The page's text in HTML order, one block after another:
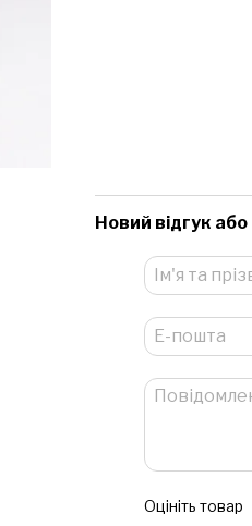
Новий відгук
Оцініть товар